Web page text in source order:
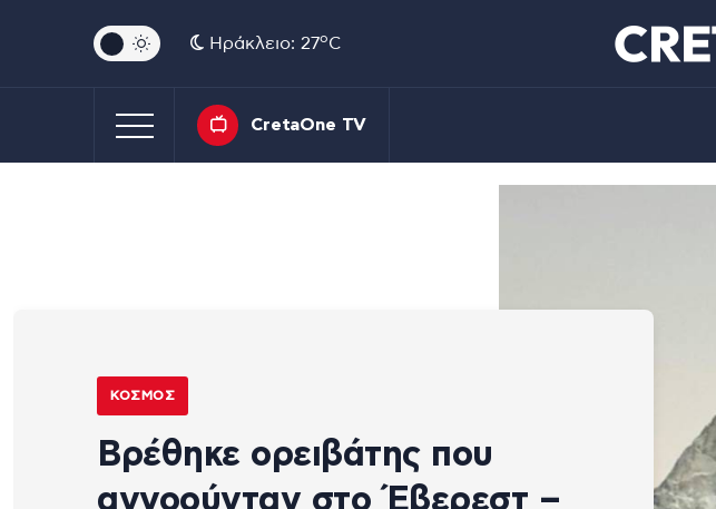
Ηράκλειο: 27oC
CretaOne TV
ΚΌΣΜΟΣ
Βρέθηκε ορειβάτης που
αγνοούνταν στο Έβερεστ –